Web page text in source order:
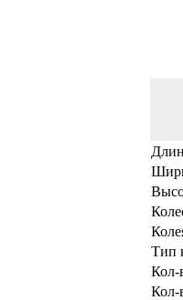
Тип
Кол-
Кол-